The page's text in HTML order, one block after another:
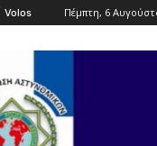
Volos Πέμπτη, 6